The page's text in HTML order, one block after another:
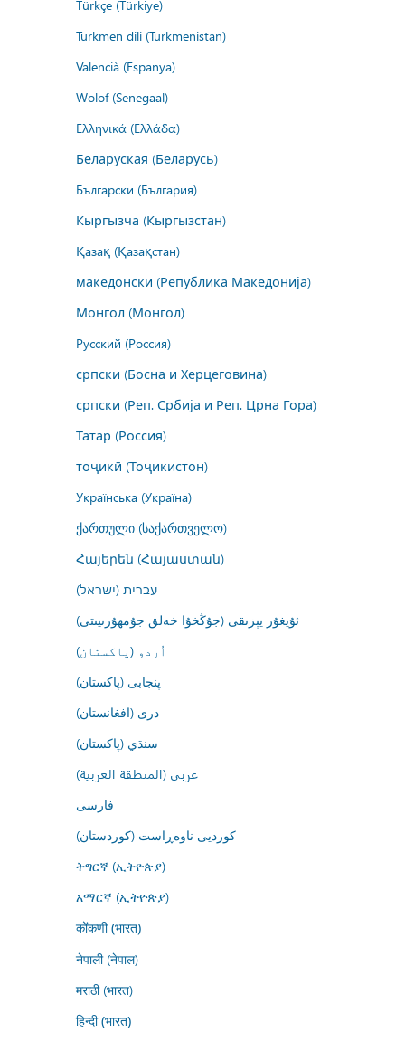
Türkçe (Türkiye)
Türkmen dili (Türkmenistan)
Valencià (Espanya)
Wolof (Senegaal)
Ελληνικά (Ελλάδα)
Беларуская (Беларусь)
Български (България)
Кыргызча (Кыргызстан)
Қазақ (Қазақстан)
македонски (Република Македонија)
Монгол (Монгол)
Русский (Россия)
српски (Босна и Херцеговина)
српски (Реп. Србија и Реп. Црна Гора)
Татар (Россия)
тоҷикӣ (Тоҷикистон)
Українська (Україна)
ქართული (საქართველო)
Հայերեն (Հայաստան)
עברית (ישראל)
ئۇيغۇر يېزىقى (جۇڭخۇا خەلق جۇمھۇرىيىتى)
اُردو (پاکستان)
پنجابی (پاکستان)
درى (افغانستان)
سنڌي (پاکستان)
عربي (المنطقة العربية)
فارسى
کوردیی ناوەڕاست (کوردستان)
ትግርኛ (ኢትዮጵያ)
አማርኛ (ኢትዮጵያ)
कोंकणी (भारत)
नेपाली (नेपाल)
मराठी (भारत)
हिन्दी (भारत)